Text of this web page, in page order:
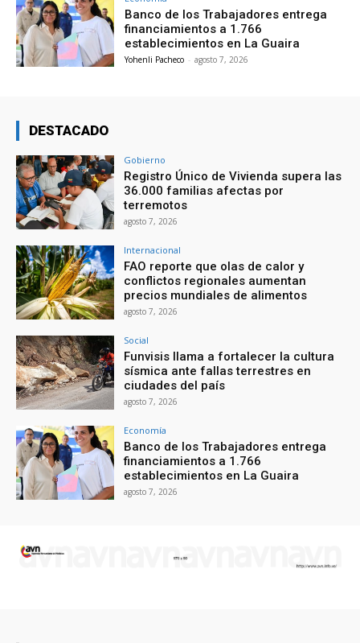
Banco de los Trabajadores entrega
financiamientos a 1.766
establecimientos en La Guaira
Yohenli Pacheco - agosto 7, 2026
DESTACADO
Gobierno
Registro Único de Vivienda supera las
36.000 familias afectas por
terremotos
agosto 7, 2026
Internacional
FAO reporte que olas de calor y
conflictos regionales aumentan
precios mundiales de alimentos
agosto 7, 2026
Social
Funvisis llama a fortalecer la cultura
sísmica ante fallas terrestres en
ciudades del país
agosto 7, 2026
Economía
Banco de los Trabajadores entrega
financiamientos a 1.766
establecimientos en La Guaira
agosto 7, 2026